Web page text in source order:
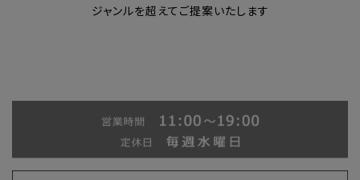
ジャンルを超えてご提案いたします